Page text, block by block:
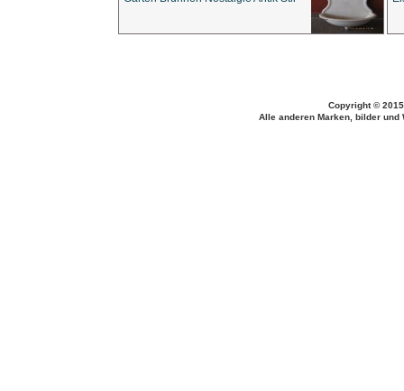
Copyright ©
Alle anderen Marken, bilder und